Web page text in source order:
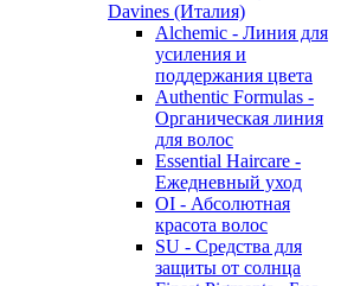
Davines (Италия)
Alchemic - Линия для
усиления и
поддержания цвета
Authentic Formulas -
Органическая линия
для волос
Essential Haircare -
Eжедневный уход
OI - Абсолютная
красота волос
SU - Средства для
защиты от солнца